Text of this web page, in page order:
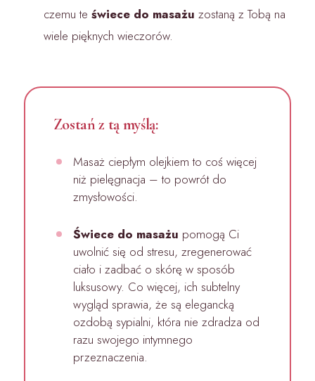
czemu te świece do masażu zostaną z Tobą na
wiele pięknych wieczorów.
Zostań z tą myślą:
Masaż ciepłym olejkiem to coś więcej
niż pielęgnacja – to powrót do
zmysłowości.
Świece do masażu pomogą Ci
uwolnić się od stresu, zregenerować
ciało i zadbać o skórę w sposób
luksusowy. Co więcej, ich subtelny
wygląd sprawia, że są elegancką
ozdobą sypialni, która nie zdradza od
razu swojego intymnego
przeznaczenia.